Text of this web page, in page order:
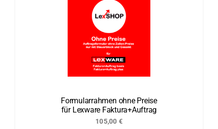
mehrere
Varianten
Optionen
der
Produktseite
Formularrahmen ohne Preise
für Lexware Faktura+Auftrag
105,00 €